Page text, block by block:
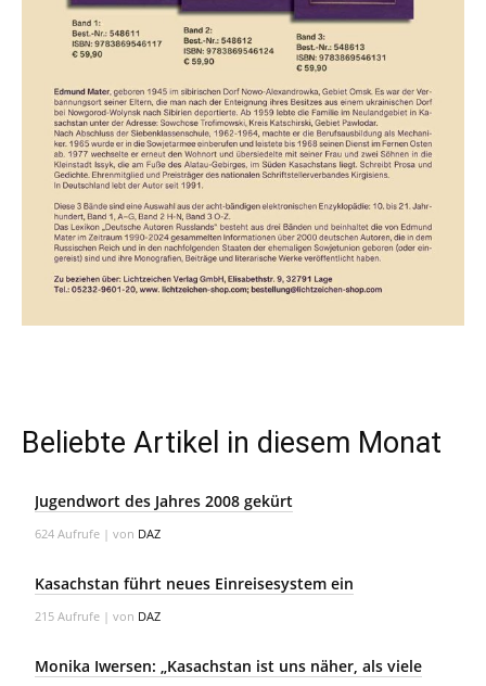
Beliebte Artikel in diesem Monat
Jugendwort des Jahres 2008 gekürt
624 Aufrufe | von DAZ
Kasachstan führt neues Einreisesystem ein
215 Aufrufe | von DAZ
Monika Iwersen: „Kasachstan ist uns näher, als viele